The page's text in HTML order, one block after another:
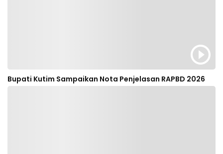
Bupati Kutim Sampaikan Nota Penjelasan RAPBD 2026